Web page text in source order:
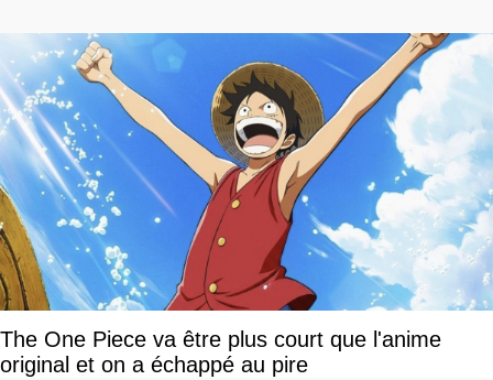
The One Piece va être plus court que l'anime
original et on a échappé au pire